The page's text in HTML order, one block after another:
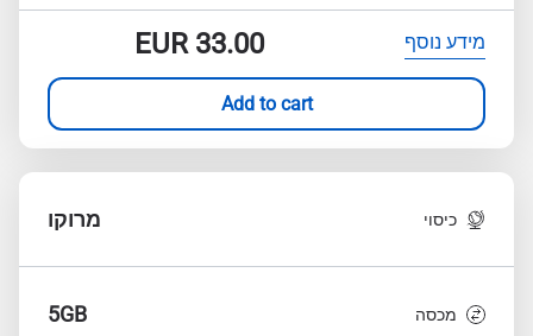
מידע נוסף EUR33.00
Add to cart
כיסוי מרוקו
מכסה 5GB